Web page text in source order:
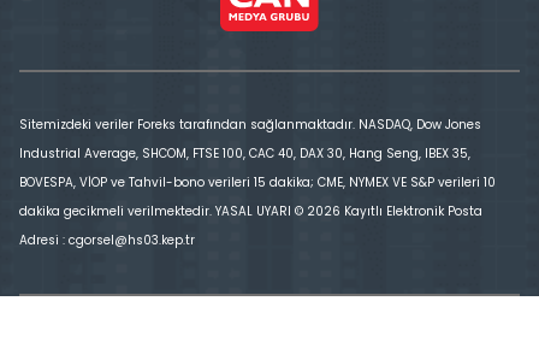
Sitemizdeki veriler Foreks tarafından sağlanmaktadır. NASDAQ, Dow Jones
Industrial Average, SHCOM, FTSE 100, CAC 40, DAX 30, Hang Seng, IBEX 35,
BOVESPA, VİOP ve Tahvil-bono verileri 15 dakika; CME, NYMEX VE S&P verileri 10
dakika gecikmeli verilmektedir. YASAL UYARI © 2026 Kayıtlı Elektronik Posta
Adresi : cgorsel@hs03.kep.tr